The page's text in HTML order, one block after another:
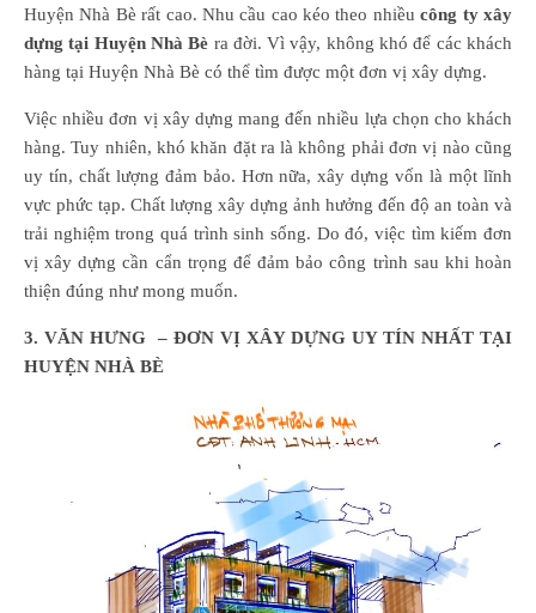
Huyện Nhà Bè rất cao. Nhu cầu cao kéo theo nhiềucông ty xây
dựng tại Huyện Nhà Bè ra đời. Vì vậy, không khó để các khách
hàng tại Huyện Nhà Bè có thể tìm được một đơn vị xây dựng.
Việc nhiều đơn vị xây dựng mang đến nhiều lựa chọn cho khách
hàng. Tuy nhiên, khó khăn đặt ra là không phải đơn vị nào cũng
uy tín, chất lượng đảm bảo. Hơn nữa, xây dựng vốn là một lĩnh
vực phức tạp. Chất lượng xây dựng ảnh hưởng đến độ an toàn và
trải nghiệm trong quá trình sinh sống. Do đó, việc tìm kiếm đơn
vị xây dựng cần cẩn trọng để đảm bảo công trình sau khi hoàn
thiện đúng như mong muốn.
3. VĂN HƯNG – ĐƠN VỊ XÂY DỰNG UY TÍN NHẤT TẠI
HUYỆN NHÀ BÈ